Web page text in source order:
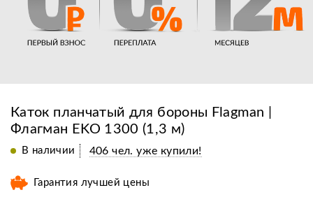
Каток планчатый для бороны Flagman |
Флагман EKO 1300 (1,3 м)
В наличии 406 чел. уже купили!
Гарантия лучшей цены